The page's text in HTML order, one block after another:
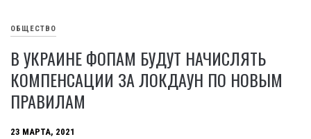
ОБЩЕСТВО
В УКРАИНЕ ФОПАМ БУДУТ НАЧИСЛЯТЬ
КОМПЕНСАЦИИ ЗА ЛОКДАУН ПО НОВЫМ
ПРАВИЛАМ
23 МАРТА, 2021